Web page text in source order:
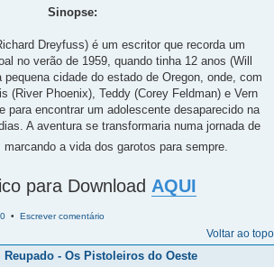
Sinopse:
Dreyfuss) é um escritor que recorda um
no verão de 1959, quando tinha 12 anos (Will
cidade do estado de Oregon, onde, com
(River Phoenix), Teddy (Corey Feldman) e Vern
para encontrar um adolescente desaparecido na
A aventura se transformaria numa jornada de
a vida dos garotos para sempre.
para Download AQUI
• Escrever comentário
Voltar ao topo
Reupado - Os Pistoleiros do Oeste